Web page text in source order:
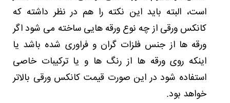
است، البته باید این نکته را هم در نظر داشته که
کانکس ورقی از چه نوع ورقه هایی ساخته می شود اگر
ورقه ها از جنس فلزات گران و فراوری شده باشد یا
اینکه روی ورقه ها از رنگ ها و یا ترکیبات خاصی
استفاده شود در این صورت قیمت کانکس ورقی بالاتر
خواهد بود.